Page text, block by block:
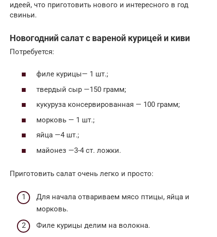
идеей, что приготовить нового и интересного в год
свиньи.
Новогодний салат с вареной курицей и киви
Потребуется:
филе курицы— 1 шт.;
твердый сыр —150 грамм;
кукуруза консервированная — 100 грамм;
морковь — 1 шт.;
яйца —4 шт.;
майонез —3-4 ст. ложки.
Приготовить салат очень легко и просто:
Для начала отвариваем мясо птицы, яйца и
морковь.
Филе курицы делим на волокна.